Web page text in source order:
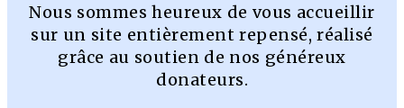
Nous sommes heureux de vous accueillir
sur un site entièrement repensé, réalisé
grâce au soutien de nos généreux
donateurs.